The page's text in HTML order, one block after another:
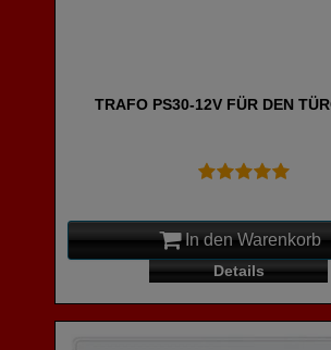
TRAFO PS30-12V FÜR DEN
In den Warenkorb
Details